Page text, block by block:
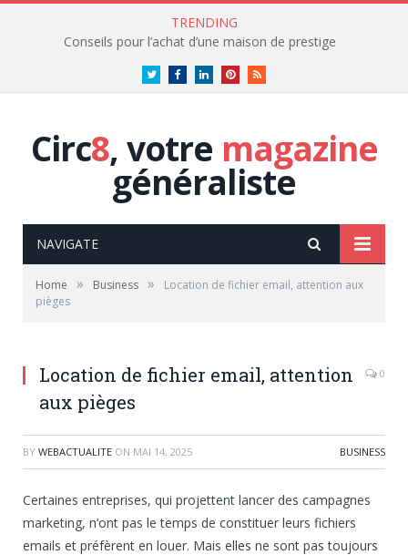
TRENDING
Conseils pour l’achat d’une maison de prestige
TwitterFacebookLinkedInPinterestRSS
Circ8, votre magazine
généraliste
NAVIGATE
Home » Business »
Location de fichier email, attention aux
pièges
Location de fichier email, attention
aux pièges
0
BY WEBACTUALITE ON MAI 14, 2025 BUSINESS
Certaines entreprises, qui projettent lancer des campagnes
marketing, n’ont pas le temps de constituer leurs fichiers
emails et préfèrent en louer. Mais elles ne sont pas toujours